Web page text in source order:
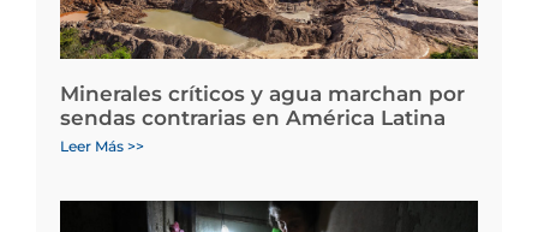
Minerales críticos y agua marchan por
sendas contrarias en América Latina
Leer Más >>